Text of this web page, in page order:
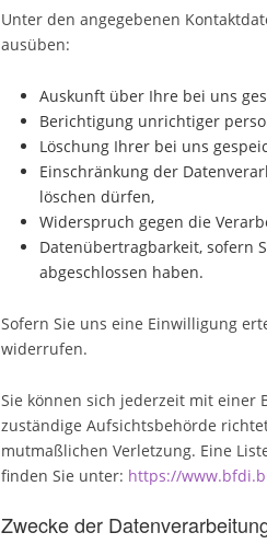
Unter den angegebenen
ausüben:
Auskunft über Ihre bei uns
Berichtigung unrichtiger
Löschung Ihrer bei uns
Einschränkung der
löschen dürfen,
Widerspruch gegen die
Datenübertragbarkeit, sofern
abgeschlossen haben.
Sofern Sie uns eine Einwilligung
widerrufen.
Sie können sich jederzeit mit einer
zuständige Aufsichtsbehörde
mutmaßlichen Verletzung. Eine
finden Sie unter: https://
Zwecke der